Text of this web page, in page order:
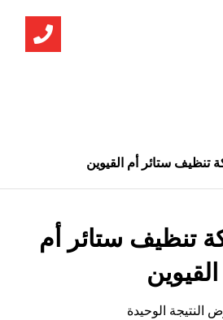
تنظيف ستائر أم القيوين
تنظيف ستائر أم
القيوين
النتيجة الوحيدة